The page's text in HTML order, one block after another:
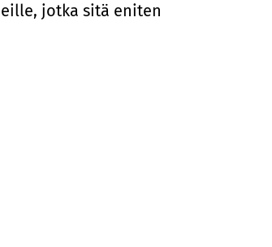
jotka sitä eniten